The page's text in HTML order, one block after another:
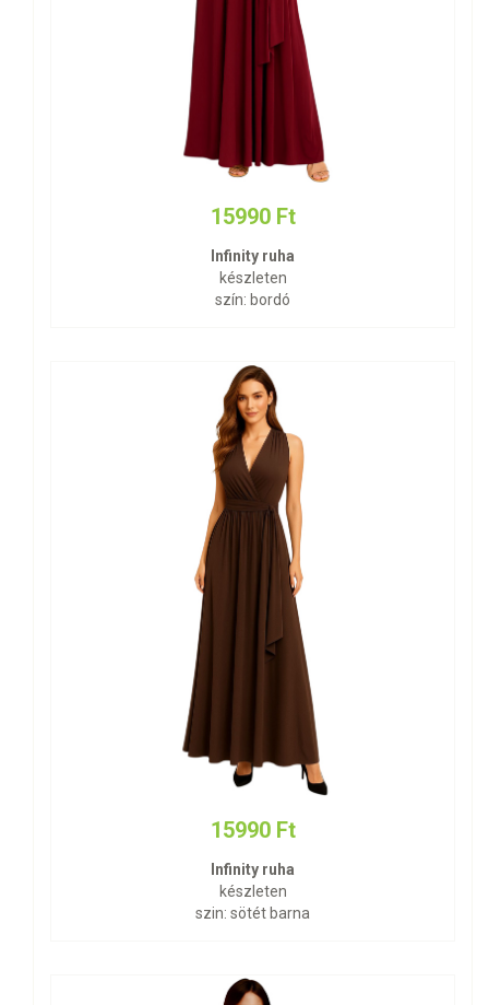
15990 Ft
Infinity ruha
készleten
szín: bordó
15990 Ft
Infinity ruha
készleten
szin: sötét barna